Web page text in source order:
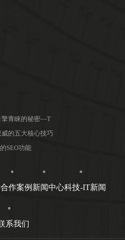
擎青睐的秘密—T
的五大核心技巧
SEO功能
合作案例 新闻中心科技-IT新闻
系我们